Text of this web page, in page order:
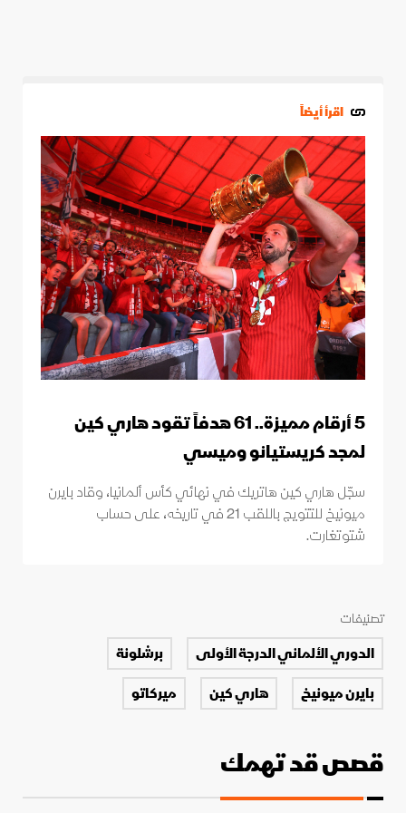
اقرأ أيضاً
5 أرقام مميزة.. 61 هدفاً تقود هاري كين
لمجد كريستيانو وميسي
سجّل هاري كين هاتريك في نهائي كأس ألمانيا، وقاد بايرن
ميونيخ للتتويج باللقب 21 في تاريخه، على حساب
شتوتغارت.
تصنيفات
الدوري الألماني الدرجة الأولى
برشلونة
بايرن ميونيخ
هاري كين ميركاتو
قصص قد تهمك